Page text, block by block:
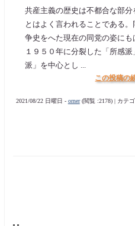
共産主義の歴史は不都合な部
とはよく言われることである
争史をへた現在の同党の姿に
１９５０年に分裂した「所感
派」を中心とし ...
この投稿の
2021/08/22 日曜日 - orner(閲覧 :2178) | カテ